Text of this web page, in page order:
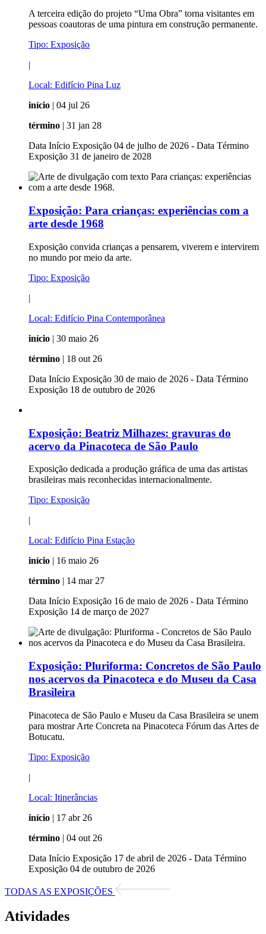
A terceira edição do projeto “Uma Obra” torna visitantes em
pessoas coautoras de uma pintura em construção permanente.
Tipo: Exposição
Local: Edifício Pina Luz
início | 04 jul 26
término | 31 jan 28
Data Início Exposição 04 de julho de 2026 - Data Término
Exposição 31 de janeiro de 2028
Exposição: Para crianças: experiências com a
arte desde 1968
Exposição convida crianças a pensarem, viverem e intervirem
no mundo por meio da arte.
Tipo: Exposição
|
Local: Edifício Pina Contemporânea
início | 30 maio 26
término | 18 out 26
Data Início Exposição 30 de maio de 2026 - Data Término
Exposição 18 de outubro de 2026
Exposição: Beatriz Milhazes: gravuras do
acervo da Pinacoteca de São Paulo
Exposição dedicada a produção gráfica de uma das artistas
brasileiras mais reconhecidas internacionalmente.
Tipo: Exposição
|
Local: Edifício Pina Estação
início | 16 maio 26
término | 14 mar 27
Data Início Exposição 16 de maio de 2026 - Data Término
Exposição 14 de março de 2027
Exposição: Pluriforma: Concretos de São Paulo
nos acervos da Pinacoteca e do Museu da Casa
Brasileira
Pinacoteca de São Paulo e Museu da Casa Brasileira se unem
para mostrar Arte Concreta na Pinacoteca Fórum das Artes de
Botucatu.
Tipo: Exposição
|
Local: Itinerâncias
início | 17 abr 26
término | 04 out 26
Data Início Exposição 17 de abril de 2026 - Data Término
Exposição 04 de outubro de 2026
TODAS AS EXPOSIÇÕES
Atividades